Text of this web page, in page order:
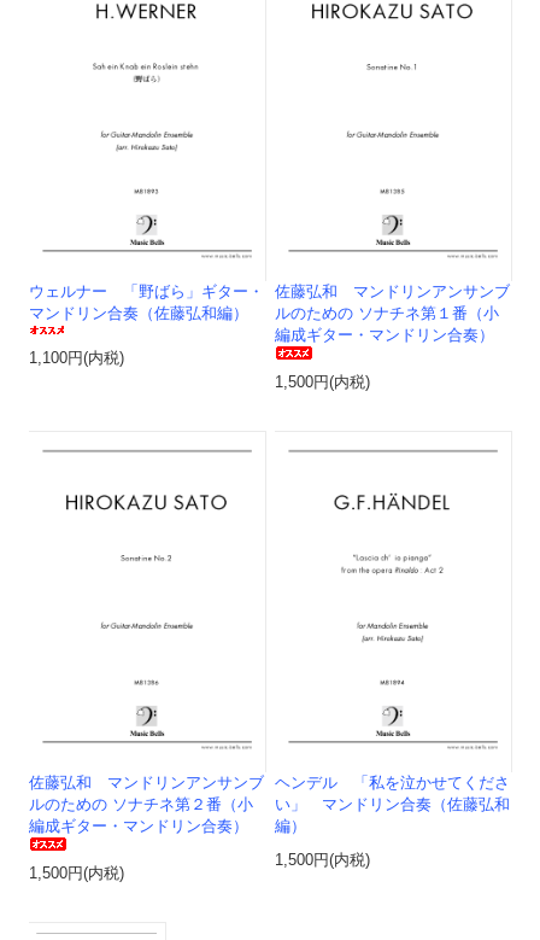
ウェルナー 「野ばら」ギター・
マンドリン合奏（佐藤弘和編）
1,100円(内税)
佐藤弘和 マンドリンアンサンブ
ルのための ソナチネ第１番（小
編成ギター・マンドリン合奏）
1,500円(内税)
佐藤弘和 マンドリンアンサンブ
ルのための ソナチネ第２番（小
編成ギター・マンドリン合奏）
1,500円(内税)
ヘンデル 「私を泣かせてくださ
い」 マンドリン合奏（佐藤弘和
編）
1,500円(内税)